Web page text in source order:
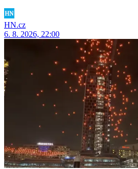
HN.cz
6. 8. 2026, 22:00